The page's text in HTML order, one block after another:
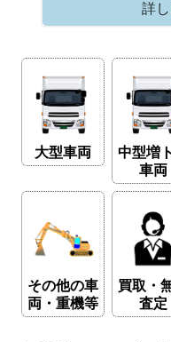
詳
大型車両
中型増
車両
その他の車
両・重機等
買取・
査定